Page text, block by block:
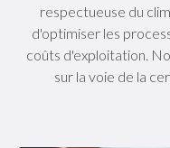
respectueuse du
d'optimiser les
coûts d'exploitation.
sur la voie de la